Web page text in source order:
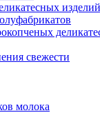
свежести
молока